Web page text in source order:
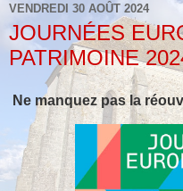
VENDREDI 30 AOÛT 2024
JOURNÉES
PATRIMOINE
Ne manquez pas la